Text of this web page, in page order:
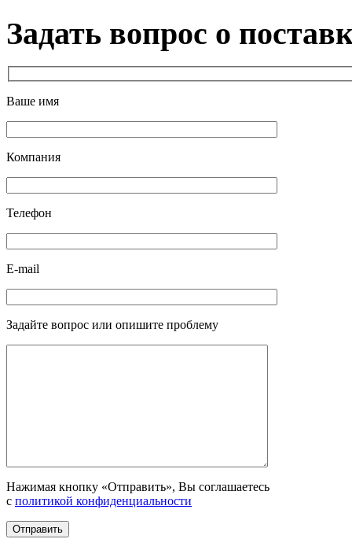
Задать вопрос о
Ваше имя
Компания
Телефон
E-mail
Задайте вопрос или опишите проблему
Нажимая кнопку «Отправить», Вы соглашаетесь
с политикой конфиденциальности